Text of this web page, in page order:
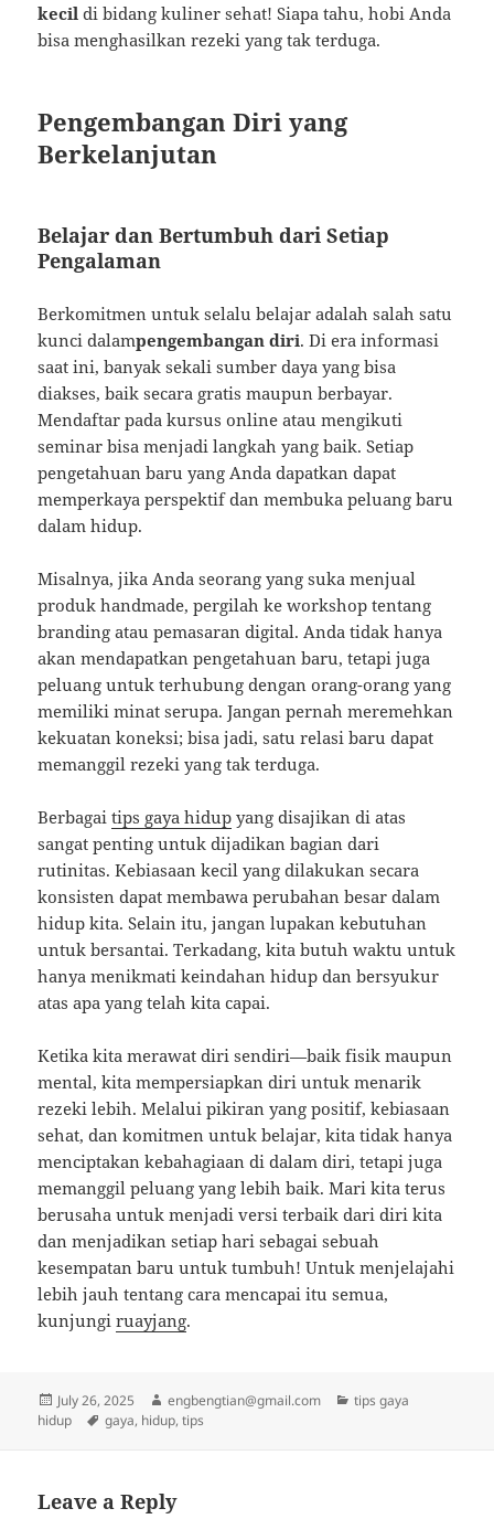
kecil di bidang kuliner sehat! Siapa tahu, hobi Anda
bisa menghasilkan rezeki yang tak terduga.
Pengembangan Diri yang
Berkelanjutan
Belajar dan Bertumbuh dari Setiap
Pengalaman
Berkomitmen untuk selalu belajar adalah salah satu
kunci dalampengembangan diri. Di era informasi
saat ini, banyak sekali sumber daya yang bisa
diakses, baik secara gratis maupun berbayar.
Mendaftar pada kursus online atau mengikuti
seminar bisa menjadi langkah yang baik. Setiap
pengetahuan baru yang Anda dapatkan dapat
memperkaya perspektif dan membuka peluang baru
dalam hidup.
Misalnya, jika Anda seorang yang suka menjual
produk handmade, pergilah ke workshop tentang
branding atau pemasaran digital. Anda tidak hanya
akan mendapatkan pengetahuan baru, tetapi juga
peluang untuk terhubung dengan orang-orang yang
memiliki minat serupa. Jangan pernah meremehkan
kekuatan koneksi; bisa jadi, satu relasi baru dapat
memanggil rezeki yang tak terduga.
Berbagaitips gaya hidup yang disajikan di atas
sangat penting untuk dijadikan bagian dari
rutinitas. Kebiasaan kecil yang dilakukan secara
konsisten dapat membawa perubahan besar dalam
hidup kita. Selain itu, jangan lupakan kebutuhan
untuk bersantai. Terkadang, kita butuh waktu untuk
hanya menikmati keindahan hidup dan bersyukur
atas apa yang telah kita capai.
Ketika kita merawat diri sendiri—baik fisik maupun
mental, kita mempersiapkan diri untuk menarik
rezeki lebih. Melalui pikiran yang positif, kebiasaan
sehat, dan komitmen untuk belajar, kita tidak hanya
menciptakan kebahagiaan di dalam diri, tetapi juga
memanggil peluang yang lebih baik. Mari kita terus
berusaha untuk menjadi versi terbaik dari diri kita
dan menjadikan setiap hari sebagai sebuah
kesempatan baru untuk tumbuh! Untuk menjelajahi
lebih jauh tentang cara mencapai itu semua,
kunjungiruayjang.
Posted
on
July 26, 2025 Author
engbengtian@gmail.com Categories
tips gaya
hidup
Tags
gaya, hidup,tips
Leave a Reply